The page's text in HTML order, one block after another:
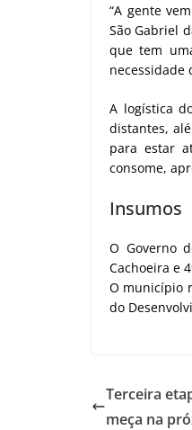
“A gente
São Gabriel
que tem
necessidade
A logística
distantes,
para estar
consome,
Insumos
O Governo
Cachoeira e
O município
do
Terceira
meça na